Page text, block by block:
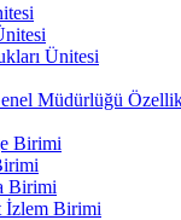
Ünitesi
Müdürlüğü
Birimi
Birimi
İzlem Birimi